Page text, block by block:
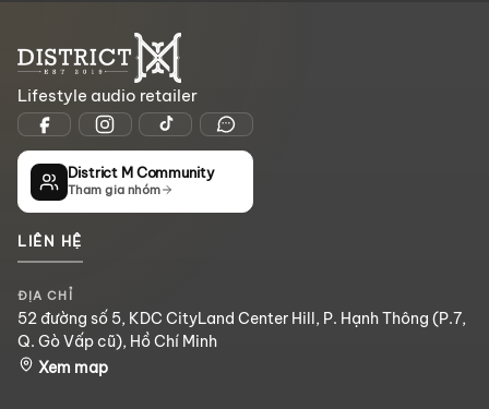
Lifestyle audio retailer
District M Community
Tham gia nhóm
LIÊN HỆ
ĐỊA CHỈ
52 đường số 5, KDC CityLand Center Hill, P. Hạnh Thông (P.7,
Q. Gò Vấp cũ), Hồ Chí Minh
Xem map